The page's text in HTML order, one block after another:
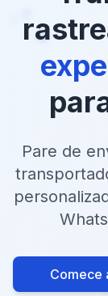
Pare de
Comece